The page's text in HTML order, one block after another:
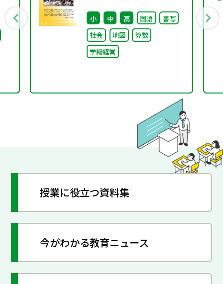
る〜「あの日」を語り継
ぐ本川小学校の子どもた
ち〜
小 中 高 国語
書写
社会
地図
算数
学級経営
授業に役立つ資料集
今がわかる教育ニュース